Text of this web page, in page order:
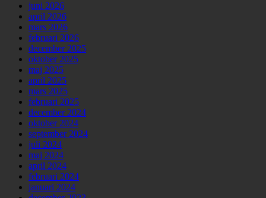
juni 2026
april 2026
mars 2026
februari 2026
december 2025
oktober 2025
maj 2025
april 2025
mars 2025
februari 2025
december 2024
oktober 2024
september 2024
juli 2024
maj 2024
april 2024
februari 2024
januari 2024